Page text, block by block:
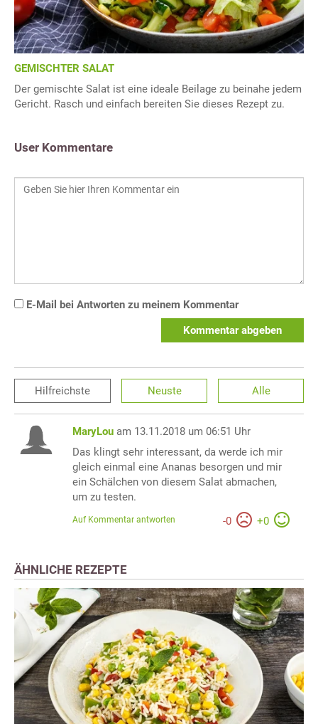
GEMISCHTER SALAT
Der gemischte Salat ist eine ideale Beilage zu beinahe jedem
Gericht. Rasch und einfach bereiten Sie dieses Rezept zu.
User Kommentare
E-Mail bei Antworten zu meinem Kommentar
Kommentar abgeben
Hilfreichste Neuste Alle
MaryLou am 13.11.2018 um 06:51 Uhr
Das klingt sehr interessant, da werde ich mir
gleich einmal eine Ananas besorgen und mir
ein Schälchen von diesem Salat abmachen,
um zu testen.
-0 +0
Auf Kommentar antworten
ÄHNLICHE REZEPTE